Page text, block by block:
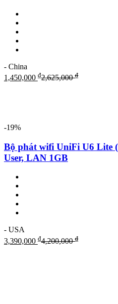
- China
1,450,000 ₫2,625,000₫
-19%
Bộ phát wifi UniFi U6 Lite
User, LAN 1GB
- USA
3,390,000 ₫4,200,000₫